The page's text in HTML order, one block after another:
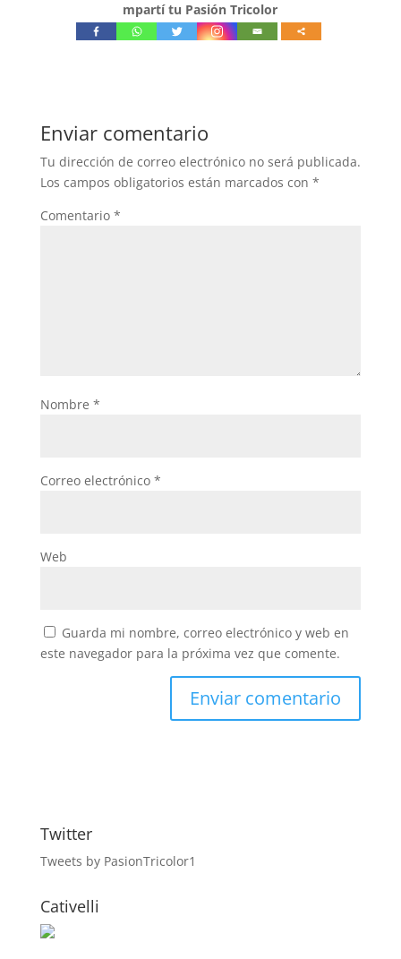
mpartí tu Pasión Tricolor
Enviar comentario
Tu dirección de correo electrónico no será publicada.
Los campos obligatorios están marcados con *
Comentario *
Nombre *
Correo electrónico *
Web
Guarda mi nombre, correo electrónico y web en
este navegador para la próxima vez que comente.
Twitter
Tweets by PasionTricolor1
Cativelli